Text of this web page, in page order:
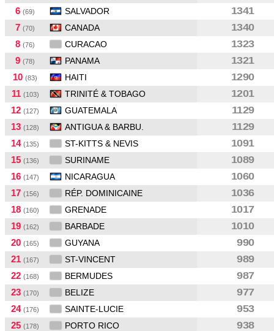
6 (69) SALVADOR
1341
7 (70) CANADA
1340
8 (76) CURACAO
1323
9 (78) PANAMA
1321
10 (83) HAITI
1290
11 (103) TRINITÉ & TOBAGO
1201
12 (127) GUATEMALA
1129
13 (128) ANTIGUA & BARBU.
1129
14 (135) ST-KITTS & NEVIS
1091
15 (136) SURINAME
1089
16 (147) NICARAGUA
1060
17 (156) RÉP. DOMINICAINE
1036
18 (160) GRENADE
1017
19 (162) BARBADE
1010
20 (165) GUYANA
990
21 (167) ST-VINCENT
989
22 (168) BERMUDES
987
23 (170) BELIZE
977
24 (176) SAINTE-LUCIE
953
25 (178) PORTO RICO
938